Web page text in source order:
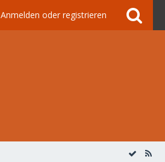
Anmelden oder registrieren